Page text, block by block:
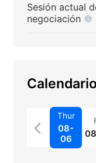
Sesión actual
negociación
Thur
08-
06